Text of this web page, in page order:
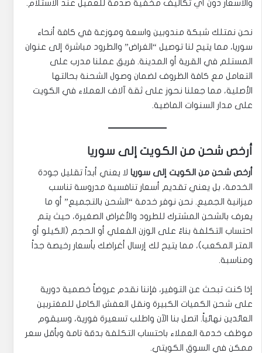
والأسعار دون أي تكاليف مخفية صدمة للعميل عند الاستلام.
نحن نمتلك شبكة مندوبين واسعة وموزعة في كافة أنحاء
سوريا، مما يتيح لنا توصيل “الغراض” والطرود مباشرة إلى عنوان
المستلم في القرية أو المدينة. فريق عملنا مدرب على
التعامل مع كافة الظروف لضمان وصول الشحنة بحالتها
الأصلية، مما جعلنا نحوز على ثقة آلاف العملاء في الكويت
على مدار السنوات الماضية.
أرخص شحن من الكويت إلى سوريا
أرخص شحن من الكويت إلى سوريا لا يعني أبداً تقليل جودة
الخدمة، بل يعني تقديم أسعار تنافسية مدروسة تناسب
ميزانية الجميع. نحن نوفر خدمة “الشحن بالتجميع” أو ما
يعرف بالشحن المشترك للطرود والأغراض الصغيرة، حيث يتم
احتساب التكلفة بناءً على الوزن الفعلي أو الحجم (الكيلو أو
المتر المكعب)، مما يتيح لك إرسال أغراضك بأسعار رخيصة جداً
ومناسبة.
إذا كنت تبحث عن التوفير، فإننا نقدم عروضاً خصمية دورية
على شحن الكميات الكبيرة ونقل العفش الكامل للمغتربين
العائدين نهائياً. اتصل بنا الآن واطلب تسعيرة فورية، وسيقوم
موظف خدمة العملاء باحتساب التكلفة بدقة تامة وبأقل سعر
ممكن في السوق الكويتي.